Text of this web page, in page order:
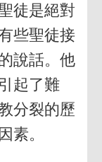
徒是絕對
些聖徒接
說話。他
起了難
分裂的歷
素。